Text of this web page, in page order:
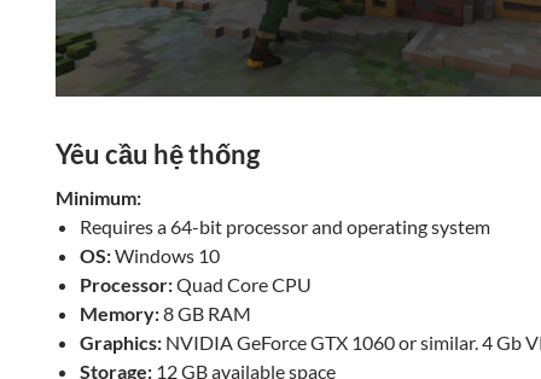
Yêu cầu hệ thống
Minimum:
Requires a 64-bit processor and operating system
OS:Windows 10
Processor:Quad Core CPU
Memory:8 GB RAM
Graphics: NVIDIA GeForce GTX 1060 or similar. 4 Gb
Storage: 12 GB available space